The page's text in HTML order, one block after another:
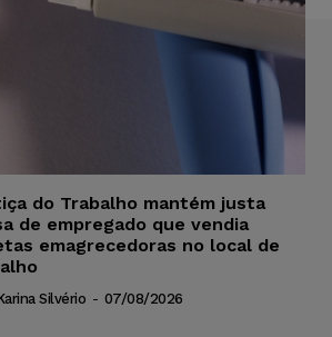
do Trabalho mantém justa
de empregado que vendia
emagrecedoras no local de
Silvério - 07/08/2026